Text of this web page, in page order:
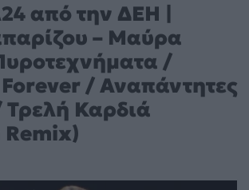
από την ΔΕΗ |
– Μαύρα
/
/ Αναπάντητες
Τρελή Καρδιά
Remix)